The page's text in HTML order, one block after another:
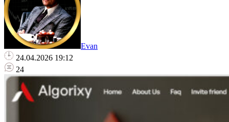
Evan
24.04.2026 19:12
24